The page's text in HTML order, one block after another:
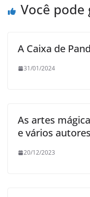
Você
A Caixa de
31/01/2024
As artes
e vários autores
20/12/2023